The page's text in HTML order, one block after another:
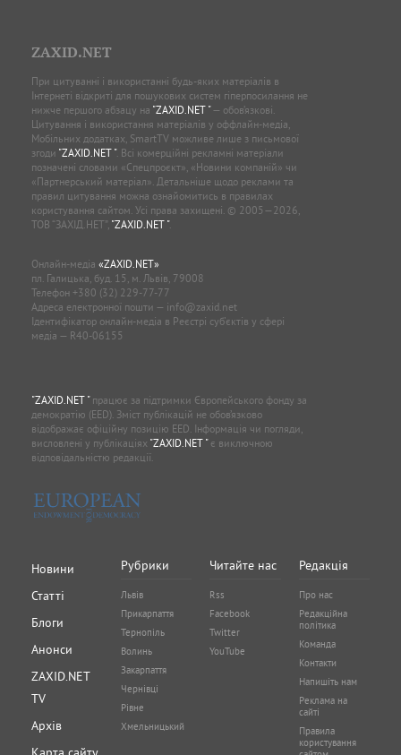
ZAXID.NET
При цитуванні і використанні будь-яких матеріалів в
Інтернеті відкриті для пошукових систем гіперпосилання не
нижче першого абзацу на "ZAXID.NET "— обов’язкові.
Цитування і використання матеріалів у оффлайн-медіа,
Мобільних додатках, SmartTV можливе лише з письмової
згоди "ZAXID.NET ". Всі комерційні рекламні матеріали
позначені словами «Спецпроєкт», «Новини компаній» чи
«Партнерський матеріал». Детальніше щодо реклами та
правил цитування можна ознайомитись в правилах
користування сайтом. Усі права захищені. © 2005—2026,
ТОВ “ЗАХІД.НЕТ”, "ZAXID.NET ".
Онлайн-медіа «ZAXID.NET»
пл. Галицька, буд. 15, м. Львів, 79008
Телефон +380 (32) 229-77-77
Адреса електронної пошти — info@zaxid.net
Ідентифікатор онлайн-медіа в Реєстрі суб'єктів у сфері
медіа — R40-06155
"ZAXID.NET "працює за підтримки Європейського фонду за
демократію (EED). Зміст публікацій не обов’язково
відображає офіційну позицію EED. Інформація чи погляди,
висловлені у публікаціях "ZAXID.NET "є виключною
відповідальністю редакції.
Новини
Статті
Блоги
Анонси
ZAXID.NET
TV
Архів
Рубрики
Львів
Прикарпаття
Тернопіль
Волинь
Закарпаття
Чернівці
Рівне
Хмельницький
Читайте нас
Rss
Facebook
Twitter
YouTube
Редакція
Про нас
Редакційна
політика
Команда
Контакти
Напишіть нам
Реклама на
сайті
Правила
користування